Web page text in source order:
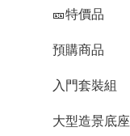
🎫特價品
預購商品
入門套裝組
大型造景底座